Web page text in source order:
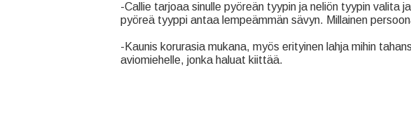
-Callie tarjoaa sinulle pyöreän tyypin ja neliön tyypin valita
pyöreä tyyppi antaa lempeämmän sävyn. Millainen
-Kaunis korurasia mukana, myös erityinen lahja mihin
aviomiehelle, jonka haluat kiittää.